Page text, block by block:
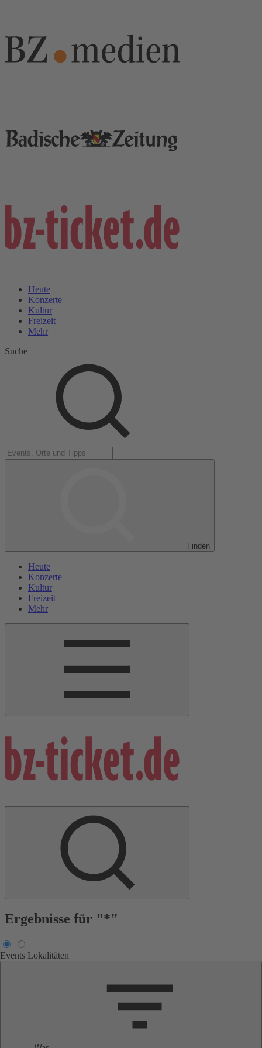
Heute
Konzerte
Kultur
Freizeit
Mehr
Suche
Finden
Heute
Konzerte
Kultur
Freizeit
Mehr
Ergebnisse für "*"
Events Lokalitäten